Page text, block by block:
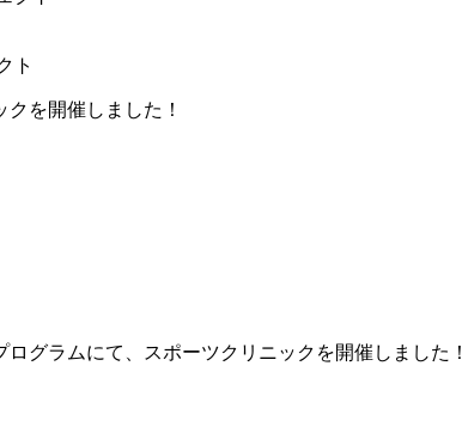
ト
を開催しました！
グラムにて、スポーツクリニックを開催しました！